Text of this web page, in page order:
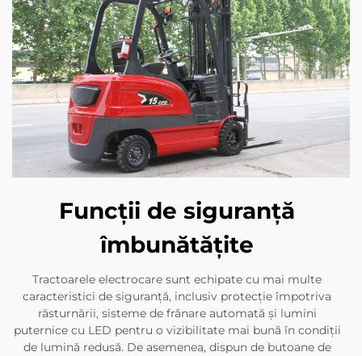
Funcții de siguranță
îmbunătățite
Tractoarele electrocare sunt echipate cu mai multe
caracteristici de siguranță, inclusiv protecție împotriva
răsturnării, sisteme de frânare automată și lumini
puternice cu LED pentru o vizibilitate mai bună în condiții
de lumină redusă. De asemenea, dispun de butoane de